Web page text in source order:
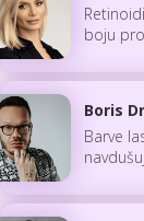
boju
Boris
Barve